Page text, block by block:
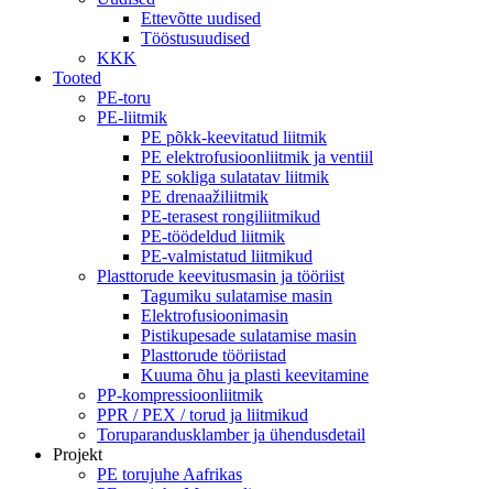
Ettevõtte uudised
Tööstusuudised
KKK
Tooted
PE-toru
PE-liitmik
PE põkk-keevitatud liitmik
PE elektrofusioonliitmik ja ventiil
PE sokliga sulatatav liitmik
PE drenaažiliitmik
PE-terasest rongiliitmikud
PE-töödeldud liitmik
PE-valmistatud liitmikud
Plasttorude keevitusmasin ja tööriist
Tagumiku sulatamise masin
Elektrofusioonimasin
Pistikupesade sulatamise masin
Plasttorude tööriistad
Kuuma õhu ja plasti keevitamine
PP-kompressioonliitmik
PPR / PEX / torud ja liitmikud
Toruparandusklamber ja ühendusdetail
Projekt
PE torujuhe Aafrikas